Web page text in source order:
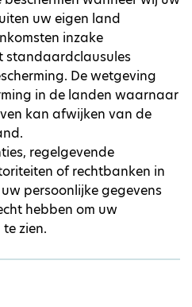
uw eigen land
inzake
standaardclausules
De wetgeving
in de landen waarnaar
kan afwijken van de
regelgevende
of rechtbanken in
persoonlijke gegevens
hebben om uw
zien.